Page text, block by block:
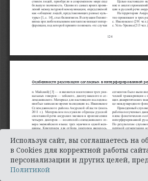
Используя сайт, вы соглашаетесь на
в Cookies для корректной работы
персонализации и других целей,
Политикой